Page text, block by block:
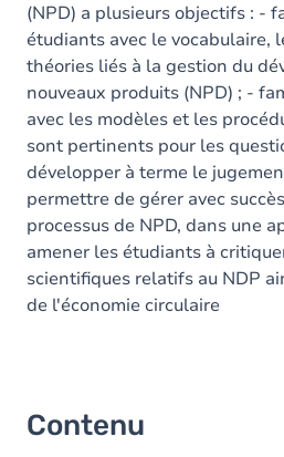
(NPD) a plusieurs objectifs : -
étudiants avec le vocabulaire,
théories liés à la gestion du
nouveaux produits (NPD) ; -
avec les modèles et les
sont pertinents pour les
développer à terme le
permettre de gérer avec
processus de NPD, dans une
amener les étudiants à
scientifiques relatifs au NDP
de l'économie circulaire
Contenu